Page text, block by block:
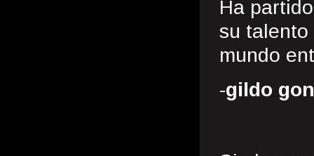
Ha
su talento
mundo
-gildo